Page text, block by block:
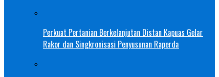
Perkuat Pertanian Berkelanjutan Distan Kapuas Gelar
Rakor dan Singkronisasi Penyusunan Raperda